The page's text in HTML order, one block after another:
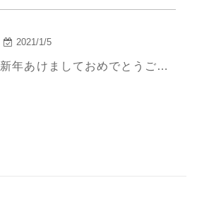
2021/1/5
新年あけましておめでとうございます。 平素よりアルゴーライン株式会社の諸事業にご厚情を賜り、厚くお礼申し上げます。 新型コロナウイルスが世界中で猛威を振るい、いまだに先の見えない状況が続いております。当法人におきましても、感染予防対策の一環として全施設におけるご利用者様のご家族様...